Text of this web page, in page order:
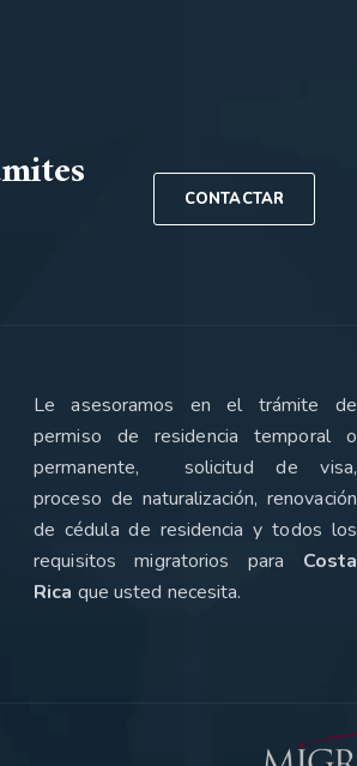
CONTACTAR
Le asesoramos en el trámite de
permiso de residencia temporal o
permanente, solicitud de visa,
proceso de naturalización, renovación
de cédula de residencia y todos los
requisitos migratorios para Costa
Rica que usted necesita.